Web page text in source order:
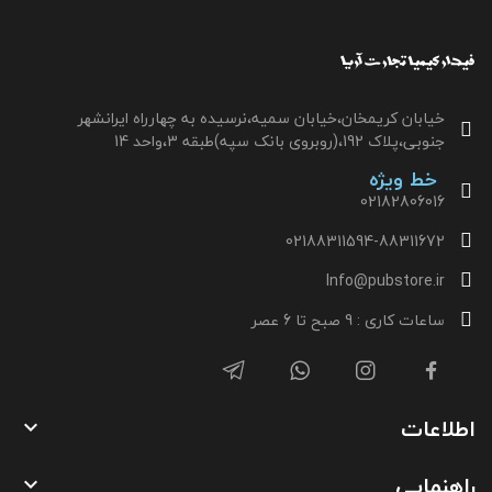
خیابان کریمخان،خیابان سمیه،نرسیده به چهارراه ایرانشهر
جنوبی،پلاک 192،(روبروی بانک سپه)طبقه 3،واحد 14
خط ویژه
02182806016
02188311594-88311672
Info@pubstore.ir
ساعات کاری : 9 صبح تا 6 عصر
اطلاعات 
